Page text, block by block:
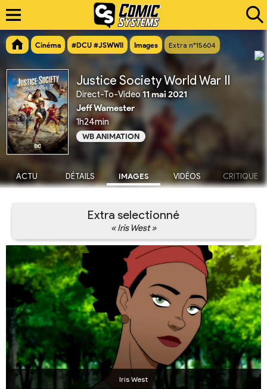
Cinéma #DCU #JSWWII Images Extra n°15604
Justice Society World War II
Direct-To-Video11 mai 2021
Jeff Wamester
1h24min
WB ANIMATION
ACTU DÉTAILS IMAGES VIDÉOS CRITIQUE
Extra selectionné
« Iris West »
Iris West